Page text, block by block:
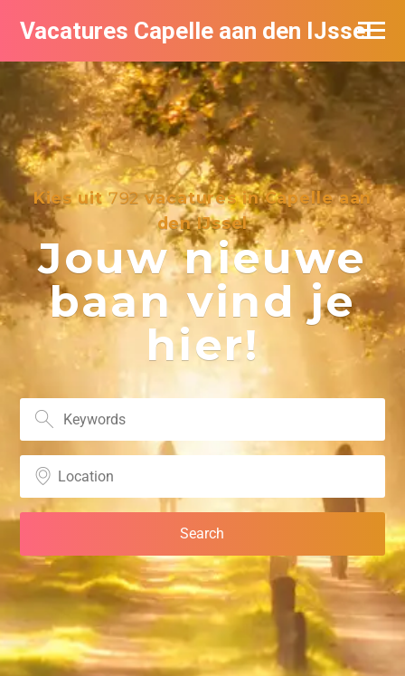
Vacatures Capelle aan den IJssel
Kies uit792vacatures in Capelle aan
den IJssel
Jouw nieuwe
baan vind je
hier!